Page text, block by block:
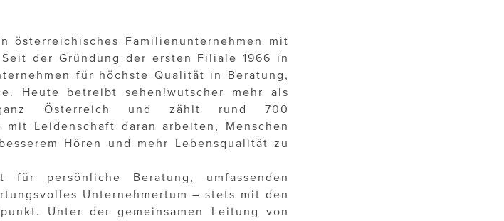
österreichisches Familienunternehmen mit
der Gründung der ersten Filiale 1966 in
für höchste Qualität in Beratung,
Heute betreibt sehen!wutscher mehr als
Österreich und zählt rund 700
Leidenschaft daran arbeiten, Menschen
Hören und mehr Lebensqualität zu
für persönliche Beratung, umfassenden
Unternehmertum – stets mit den
Unter der gemeinsamen Leitung von